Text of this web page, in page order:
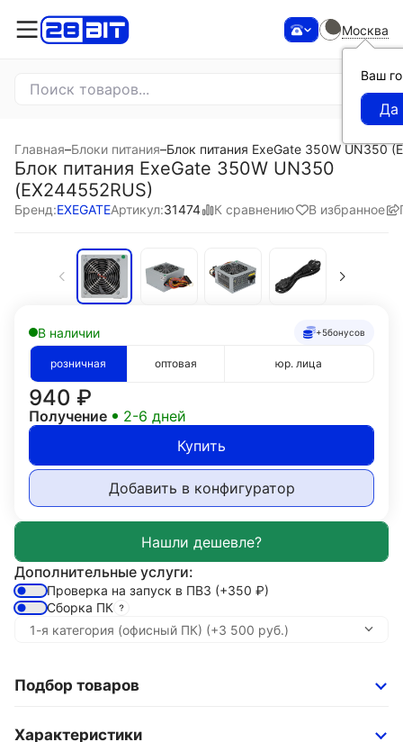
Москва
Ваш
Главная–Блоки питания–Блок питания ExeGate 350W UN350
Блок питания ExeGate 350W UN350
(EX244552RUS)
Бренд:EXEGATEАртикул:31474 К сравнению В избранное
В наличии +5бонусов
розничная оптовая юр. лица
940 ₽
Получение
2-6 дней
Купить
Добавить в конфигуратор
Дополнительные услуги:
Проверка на запуск в ПВЗ (+350 ₽)
Сборка ПК
Подбор товаров
Характеристики